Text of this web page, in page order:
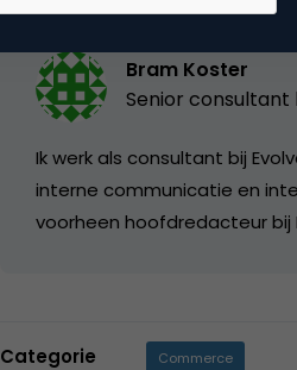
Bram Koster
Senior consultant
Ik werk als consultant bij
interne communicatie en
voorheen hoofdredacteur bij
Categorie Commerce